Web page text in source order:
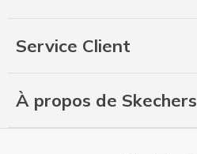
Service Client
À propos de Skechers